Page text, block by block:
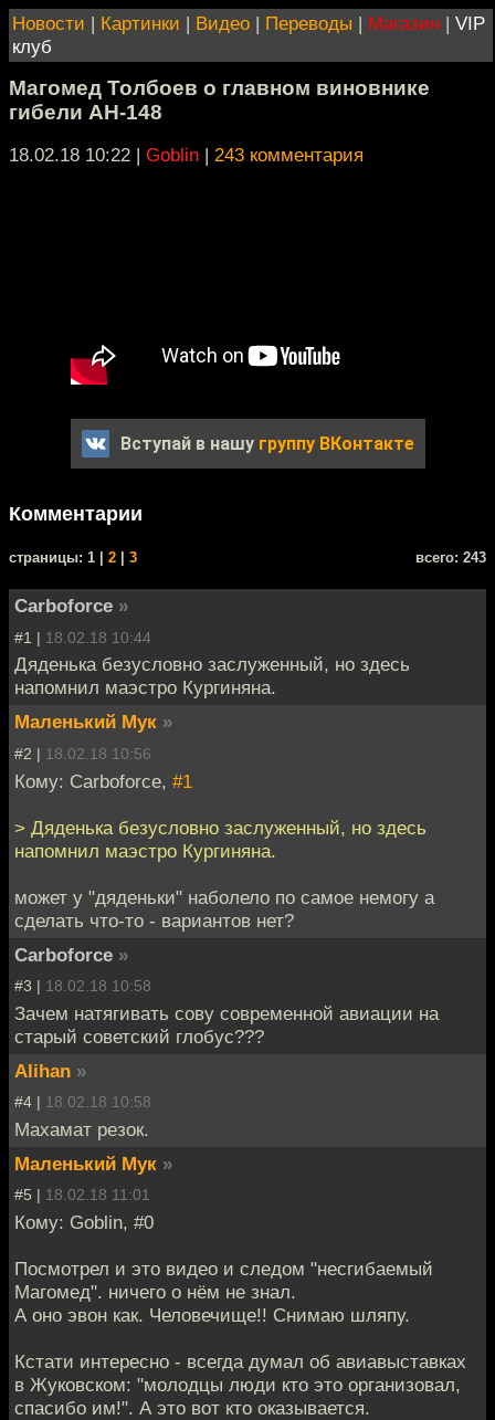
Новости | Картинки | Видео | Переводы | Магазин | VIP
клуб
Магомед Толбоев о главном виновнике
гибели АН-148
18.02.18 10:22 | Goblin | 243 комментария
Вступай в нашу группу ВКонтакте
Комментарии
cтраницы: 1 | 2 3 всего: 243
Carboforce »
#1 | 18.02.18 10:44
Дяденька безусловно заслуженный, но здесь
напомнил маэстро Кургиняна.
Маленький Мук »
#2 | 18.02.18 10:56
Кому: Carboforce, #1
> Дяденька безусловно заслуженный, но здесь
напомнил маэстро Кургиняна.
может у "дяденьки" наболело по самое немогу а
сделать что-то - вариантов нет?
Carboforce »
#3 | 18.02.18 10:58
Зачем натягивать сову современной авиации на
старый советский глобус???
Alihan »
#4 | 18.02.18 10:58
Махамат резок.
Маленький Мук »
#5 | 18.02.18 11:01
Кому: Goblin, #0
Посмотрел и это видео и следом "несгибаемый
Магомед". ничего о нём не знал.
А оно эвон как. Человечище!! Снимаю шляпу.
Кстати интересно - всегда думал об авиавыставках
в Жуковском: "молодцы люди кто это организовал,
спасибо им!". А это вот кто оказывается.